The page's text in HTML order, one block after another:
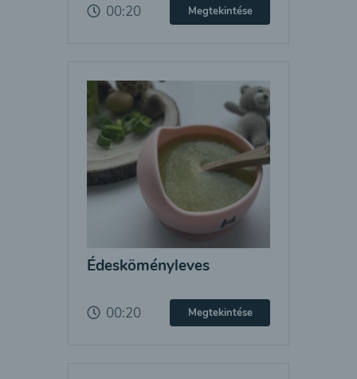
00:20 Megtekintése
Édesköményleves
00:20 Megtekintése